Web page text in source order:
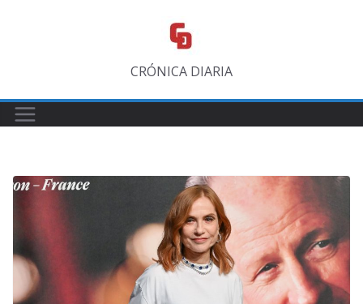
CRÓNICA DIARIA